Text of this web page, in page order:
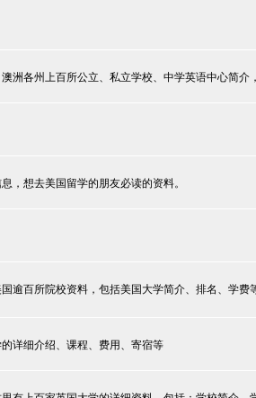
洲各州上百所公立、私立学校、中学英语中心简
，想去美国留学的朋友必读的资料。
逾百所院校资料，包括美国大学简介、排名、学
详细介绍、课程、费用、寄宿等